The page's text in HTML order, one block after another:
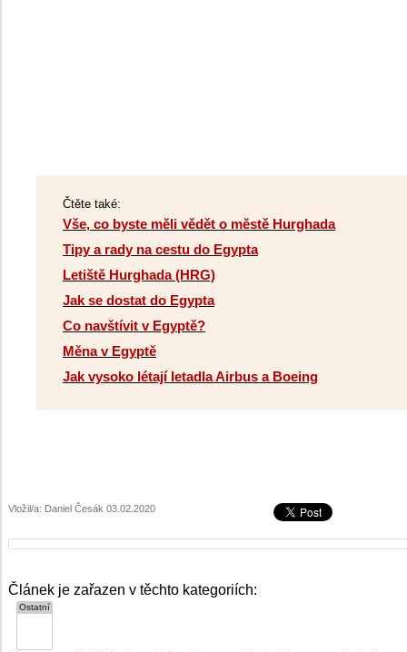
Čtěte také:
Vše, co byste měli vědět o městě Hurghada
Tipy a rady na cestu do Egypta
Letiště Hurghada (HRG)
Jak se dostat do Egypta
Co navštívit v Egyptě?
Měna v Egyptě
Jak vysoko létají letadla Airbus a Boeing
Vložil/a: Daniel Česák 03.02.2020
Článek je zařazen v těchto kategoriích: